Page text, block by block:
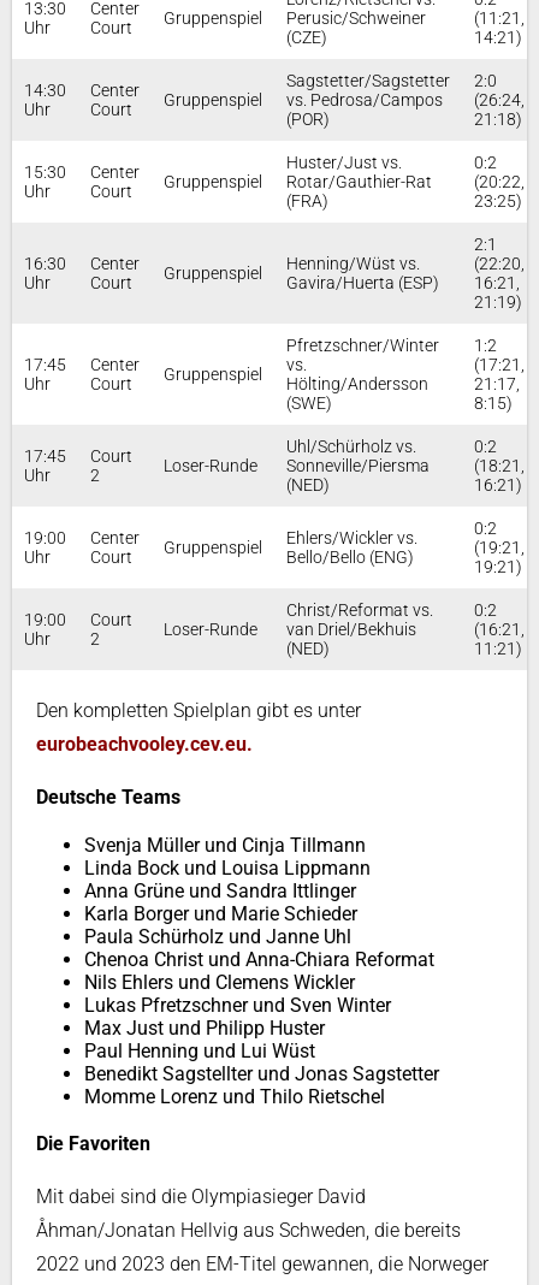
13:30
Uhr
Center
Court
Gruppenspiel
Perusic/Schweiner
(CZE)
(11:21,
14:21)
14:30
Uhr
Center
Court
Gruppenspiel
Sagstetter/Sagstetter
vs. Pedrosa/Campos
(POR)
2:0
(26:24,
21:18)
15:30
Uhr
Center
Court
Gruppenspiel
Huster/Just vs.
Rotar/Gauthier-Rat
(FRA)
0:2
(20:22,
23:25)
16:30
Uhr
Center
Court
Gruppenspiel
Henning/Wüst vs.
Gavira/Huerta (ESP)
2:1
(22:20,
16:21,
21:19)
17:45
Uhr
Center
Court
Gruppenspiel
Pfretzschner/Winter
vs.
Hölting/Andersson
(SWE)
1:2
(17:21,
21:17,
8:15)
17:45
Uhr
Court
2
Loser-Runde
Uhl/Schürholz vs.
Sonneville/Piersma
(NED)
0:2
(18:21,
16:21)
19:00
Uhr
Center
Court
Gruppenspiel
Ehlers/Wickler vs.
Bello/Bello (ENG)
0:2
(19:21,
19:21)
19:00
Uhr
Court
2
Loser-Runde
Christ/Reformat vs.
van Driel/Bekhuis
(NED)
0:2
(16:21,
11:21)
Den kompletten Spielplan gibt es unter
eurobeachvooley.cev.eu.
Deutsche Teams
Svenja Müller und Cinja Tillmann
Linda Bock und Louisa Lippmann
Anna Grüne und Sandra Ittlinger
Karla Borger und Marie Schieder
Paula Schürholz und Janne Uhl
Chenoa Christ und Anna-Chiara Reformat
Nils Ehlers und Clemens Wickler
Lukas Pfretzschner und Sven Winter
Max Just und Philipp Huster
Paul Henning und Lui Wüst
Benedikt Sagstellter und Jonas Sagstetter
Momme Lorenz und Thilo Rietschel
Die Favoriten
Mit dabei sind die Olympiasieger David
Åhman/Jonatan Hellvig aus Schweden, die bereits
2022 und 2023 den EM-Titel gewannen, die Norweger